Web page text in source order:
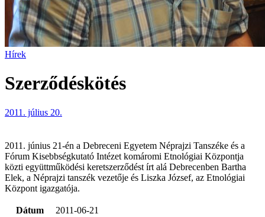
Hírek
Szerződéskötés
2011. július 20.
2011. június 21-én a Debreceni Egyetem Néprajzi Tanszéke és a
Fórum Kisebbségkutató Intézet komáromi Etnológiai Központja
közti együttműködési keretszerződést írt alá Debrecenben Bartha
Elek, a Néprajzi tanszék vezetője és Liszka József, az Etnológiai
Központ igazgatója.
Dátum
2011-06-21